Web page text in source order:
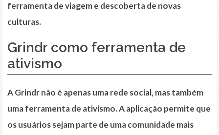
ferramenta de viagem e descoberta de novas
culturas.
Grindr como ferramenta de
ativismo
A Grindr não é apenas uma rede social, mas também
uma ferramenta de ativismo. A aplicação permite que
os usuários sejam parte de uma comunidade mais